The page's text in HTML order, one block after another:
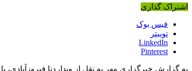
اشتراک گذاری
فیس بوک
توییتر
LinkedIn
Pinterest
به گزارش خبرگزاری مهر به نقل از وبدا، دنا